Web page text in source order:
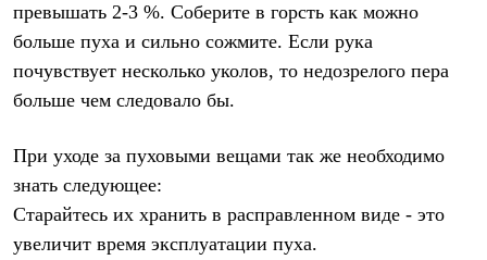
превышать 2-3 %. Соберите в горсть как можно
больше пуха и сильно сожмите. Если рука
почувствует несколько уколов, то недозрелого пера
больше чем следовало бы.
При уходе за пуховыми вещами так же необходимо
знать следующее:
Старайтесь их хранить в расправленном виде - это
увеличит время эксплуатации пуха.